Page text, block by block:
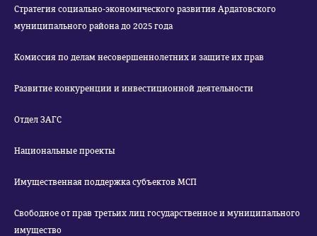
Стратегия социально-экономического развития Ардатовского
муниципального района до 2025 года
Комиссия по делам несовершеннолетних и защите их прав
Развитие конкуренции и инвестиционной деятельности
Отдел ЗАГС
Национальные проекты
Имущественная поддержка субъектов МСП
Свободное от прав третьих лиц государственное и муниципального
имущество